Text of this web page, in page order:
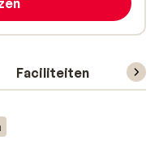
Faciliteiten